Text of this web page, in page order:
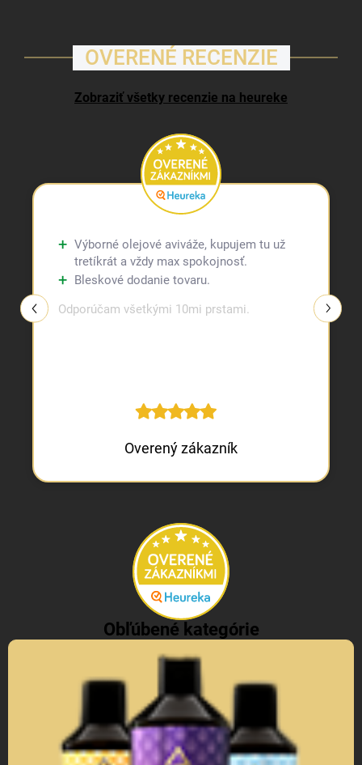
OVERENÉ RECENZIE
Zobraziť všetky recenzie na heureke
Výborné olejové aviváže, kupujem tu už
tretíkrát a vždy max spokojnosť.
Bleskové dodanie tovaru.
Odporúčam všetkými 10mi prstami.
Overený zákazník
Obľúbené kategórie